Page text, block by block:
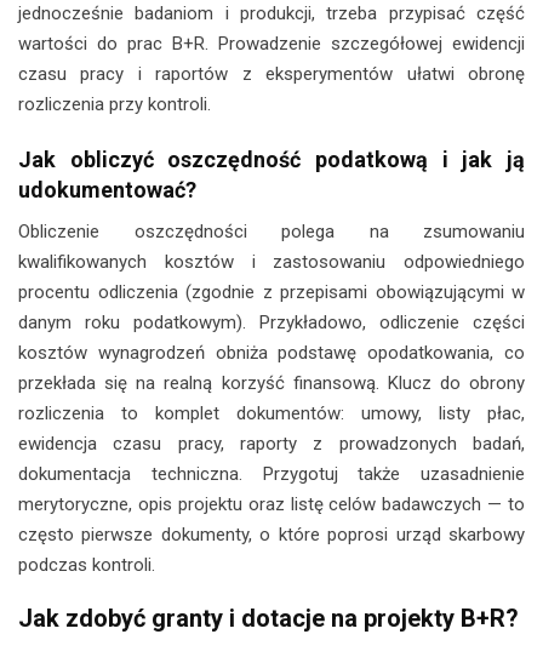
jednocześnie badaniom i produkcji, trzeba przypisać część
wartości do prac B+R. Prowadzenie szczegółowej ewidencji
czasu pracy i raportów z eksperymentów ułatwi obronę
rozliczenia przy kontroli.
Jak obliczyć oszczędność podatkową i jak ją
udokumentować?
Obliczenie oszczędności polega na zsumowaniu
kwalifikowanych kosztów i zastosowaniu odpowiedniego
procentu odliczenia (zgodnie z przepisami obowiązującymi w
danym roku podatkowym). Przykładowo, odliczenie części
kosztów wynagrodzeń obniża podstawę opodatkowania, co
przekłada się na realną korzyść finansową. Klucz do obrony
rozliczenia to komplet dokumentów: umowy, listy płac,
ewidencja czasu pracy, raporty z prowadzonych badań,
dokumentacja techniczna. Przygotuj także uzasadnienie
merytoryczne, opis projektu oraz listę celów badawczych — to
często pierwsze dokumenty, o które poprosi urząd skarbowy
podczas kontroli.
Jak zdobyć granty i dotacje na projekty B+R?